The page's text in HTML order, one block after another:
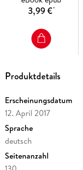
3,99 €*
Produktdetails
Erscheinungsdatum
12. April 2017
Sprache
deutsch
Seitenanzahl